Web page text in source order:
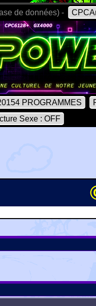
de données) -
PROGRAMMES
Sexe : OFF